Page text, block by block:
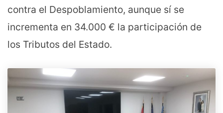
contra el Despoblamiento, aunque sí se
incrementa en 34.000 € la participación de
los Tributos del Estado.